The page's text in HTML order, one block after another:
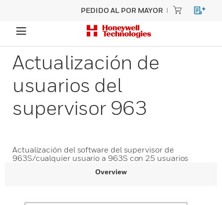
PEDIDO AL POR MAYOR
Actualización de
usuarios del
supervisor 963
Actualización del software del supervisor de
963S/cualquier usuario a 963S con 25 usuarios
Overview